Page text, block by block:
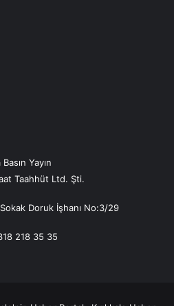
Yayın
Taahhüt Ltd. Şti.
Doruk İşhanı No:3/29
218 35 35